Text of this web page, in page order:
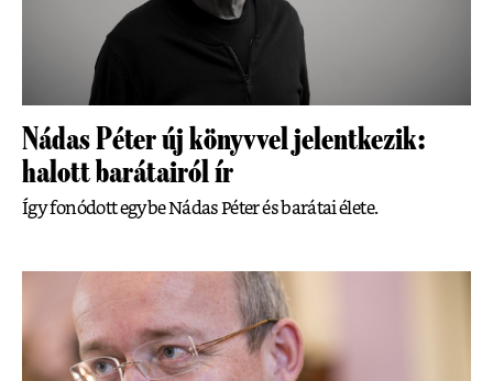
Nádas Péter új könyvvel jelentkezik:
halott barátairól ír
Így fonódott egybe Nádas Péter és barátai élete.